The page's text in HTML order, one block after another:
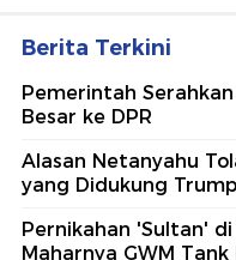
Berita Terkini
Pemerintah
Besar ke DPR
Alasan Netanyahu
yang Didukung Trump
Pernikahan 'Sultan'
Maharnya GWM